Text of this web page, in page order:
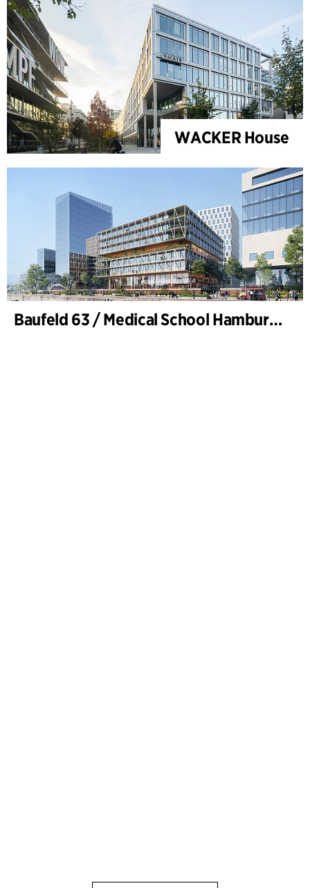
WACKER House
Baufeld 63 / Medical School Hamburg, Hafencity